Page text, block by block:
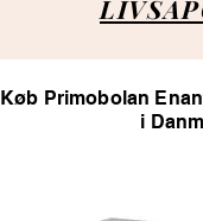
Køb Primobolan
i